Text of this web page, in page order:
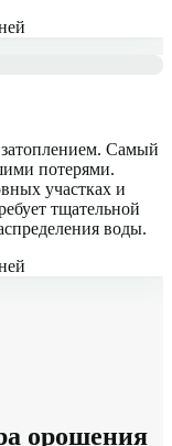
Самый
потерями.
участках и
тщательной
воды.
орошения